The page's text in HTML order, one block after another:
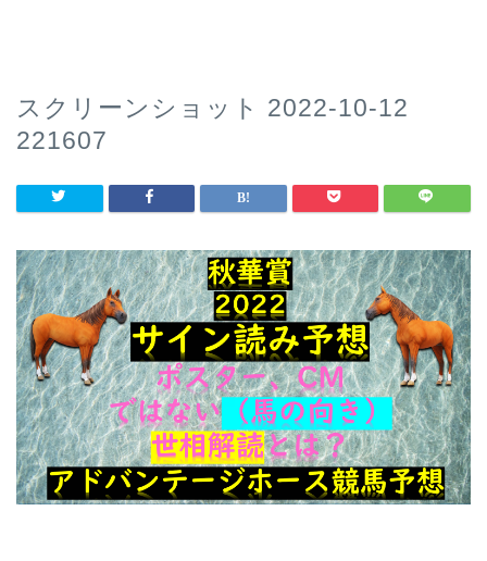
スクリーンショット 2022-10-12
221607